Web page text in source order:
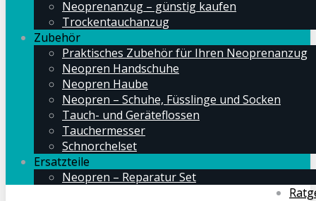
Neoprenanzug – günstig kaufen
Trockentauchanzug
Zubehör
Praktisches Zubehör für Ihren Neoprenanzug
Neopren Handschuhe
Neopren Haube
Neopren – Schuhe, Füsslinge und Socken
Tauch- und Geräteflossen
Tauchermesser
Schnorchelset
Ersatzteile
Neopren – Reparatur Set